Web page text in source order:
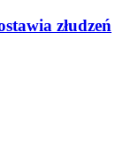
złudzeń